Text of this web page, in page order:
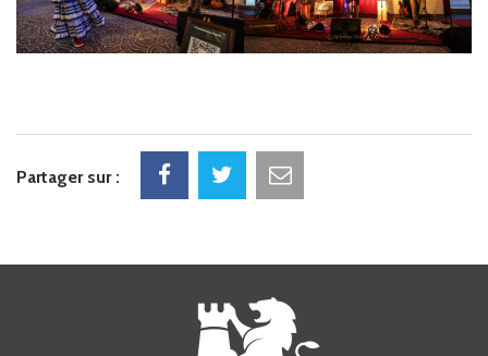
Partager sur : Facebook
Twitter